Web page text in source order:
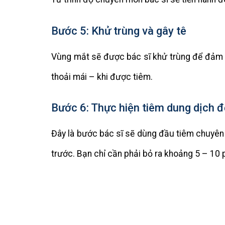
Bước 5: Khử trùng và gây tê
Vùng mắt sẽ được bác sĩ khử trùng để đảm
thoải mái – khi được tiêm.
Bước 6: Thực hiện tiêm dung dịch
Đây là bước bác sĩ sẽ dùng đầu tiêm
trước. Bạn chỉ cần phải bỏ ra khoảng 5 – 10